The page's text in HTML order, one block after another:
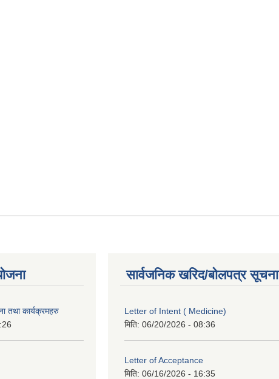
तथा कार्यक्रमहरु
सार्वजनिक खरिद/बोलपत्र सूचना
Letter of Intent ( Medicine)
मिति: 06/20/2026 - 08:36
Letter of Acceptance
मिति: 06/16/2026 - 16:35